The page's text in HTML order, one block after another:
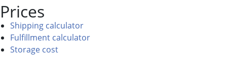
Prices
Shipping calculator
Fulfillment calculator
Storage cost